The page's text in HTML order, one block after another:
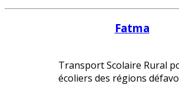
Fatma
Transport Scolaire Rural
écoliers des régions